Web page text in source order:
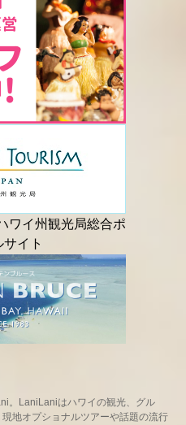
。LaniLaniはハワイの観光、グル
地オプショナルツアーや話題の流行